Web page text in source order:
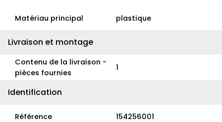
Matériau principal plastique
Livraison et montage
Contenu de la livraison -
pièces fournies
1
Identification
Référence 154256001